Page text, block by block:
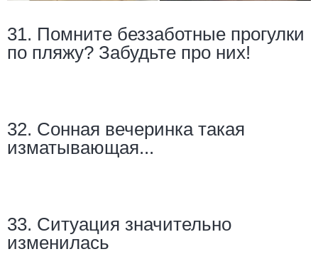
31. Помните беззаботные прогулки
по пляжу? Забудьте про них!
32. Сонная вечеринка такая
изматывающая...
33. Ситуация значительно
изменилась